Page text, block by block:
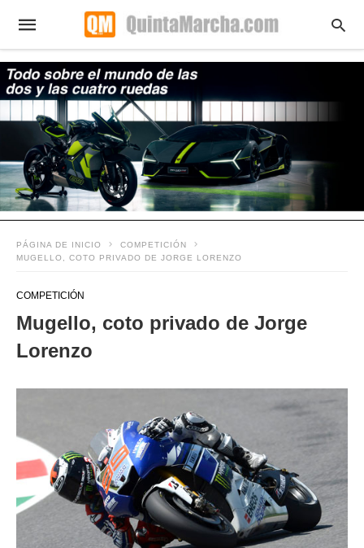
PÁGINA DE INICIO
COMPETICIÓN
MUGELLO, COTO PRIVADO DE JORGE LORENZO
COMPETICIÓN
Mugello, coto privado de Jorge
Lorenzo